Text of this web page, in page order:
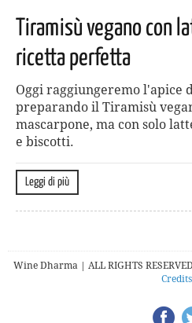
Tiramisù vegano con
ricetta perfetta
Oggi raggiungeremo l'apice
preparando il Tiramisù
mascarpone, ma con solo
e biscotti.
Leggi di più
Wine Dharma | ALL RIGHTS
Credits